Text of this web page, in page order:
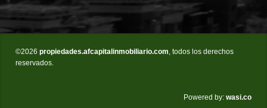
©2026 propiedades.afcapitalinmobiliario.com, todos los derechos
reservados.
Powered by: wasi.co